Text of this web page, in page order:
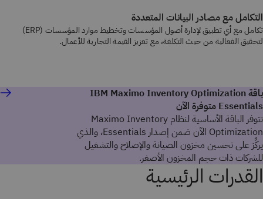
التكامل مع مصادر البيانات المتعددة
تكامل مع أي تطبيق لإدارة أصول المؤسسات وتخطيط موارد المؤسسات (ERP)
لتحقيق الفعالية من حيث التكلفة، مع تعزيز القيمة التجارية للأعمال.
باقة IBM Maximo Inventory Optimization
Essentials متوفرة الآن
تتوفر الباقة الأساسية لنظام Maximo Inventory
Optimization الآن ضمن إصدار Essentials، والذي
يركِّز على تحسين مخزون الصيانة والإصلاح والتشغيل
للشركات ذات حجم المخزون الأصغر.
القدرات الرئيسية